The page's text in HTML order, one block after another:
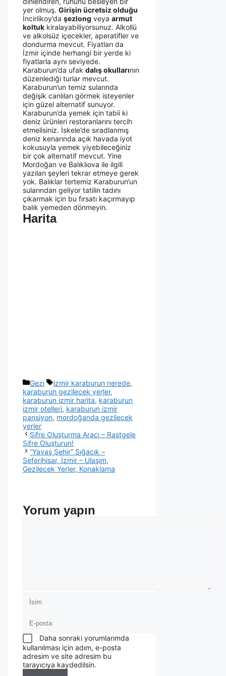
yer olmuş. Girişin ücretsiz olduğu
İncirlikoy’da şezlong veya armut
koltuk kiralayabiliyorsunuz. Alkollü
ve alkolsüz içecekler, aperatifler ve
dondurma mevcut. Fiyatları da
İzmir içinde herhangi bir yerde ki
fiyatlarla aynı seviyede.
Karaburun’da ufak dalış okullarının
düzenlediği turlar mevcut.
Karaburun’un temiz sularında
değişik canlıları görmek isteyenler
için güzel alternatif sunuyor.
Karaburun’da yemek için tabii ki
deniz ürünleri restoranlarını tercih
etmelisiniz. İskele’de sıradlanmış
deniz kenarında açık havada iyot
kokusuyla yemek yiyebileceğiniz
bir çok alternatif mevcut. Yine
Mordoğan ve Balıklıova ile ilgili
yazılan şeyleri tekrar etmeye gerek
yok. Balıklar tertemiz Karaburun’un
sularından geliyor tatilin tadını
çıkarmak için bu fırsatı kaçırmayıp
balık yemeden dönmeyin.
Harita
Gezi izmir karaburun nerede,
karaburun gezilecek yerler,
karaburun izmir harita, karaburun
izmir otelleri, karaburun izmir
pansiyon, mordoğanda gezilecek
yerler
Şifre Oluşturma Aracı – Rastgele
Şifre Oluşturun!
“Yavaş Şehir” Sığacık –
Seferihisar, İzmir – Ulaşım,
Gezilecek Yerler, Konaklama
Yorum yapın
Daha sonraki yorumlarımda
kullanılması için adım, e-posta
adresim ve site adresim bu
tarayıcıya kaydedilsin.